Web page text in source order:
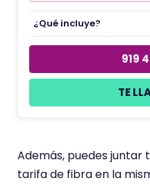
¿Qué incluye?
919
TE
Además, puedes juntar
tarifa de fibra en la